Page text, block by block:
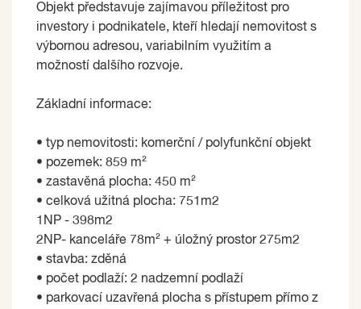
Objekt představuje zajímavou příležitost pro
investory i podnikatele, kteří hledají nemovitost s
výbornou adresou, variabilním využitím a
možností dalšího rozvoje.
Základní informace:
• typ nemovitosti: komerční / polyfunkční objekt
• pozemek: 859 m²
• zastavěná plocha: 450 m²
• celková užitná plocha: 751m2
1NP - 398m2
2NP- kanceláře 78m² + úložný prostor 275m2
• stavba: zděná
• počet podlaží: 2 nadzemní podlaží
• parkovací uzavřená plocha s přístupem přímo z